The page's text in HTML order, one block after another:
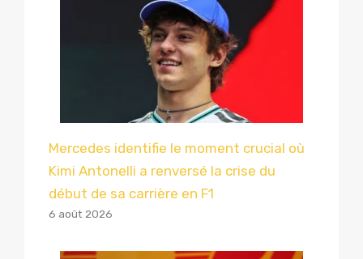
Mercedes identifie le moment crucial où
Kimi Antonelli a renversé la crise du
début de sa carrière en F1
6 août 2026